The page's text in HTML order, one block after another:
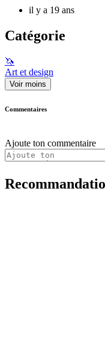
il y a 19 ans
Catégorie
🦄
Art et design
Voir moins
Commentaires
Ajoute ton commentaire